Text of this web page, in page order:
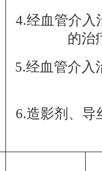
4.经血管介入
的治
5.经血管介入
6.造影剂、导